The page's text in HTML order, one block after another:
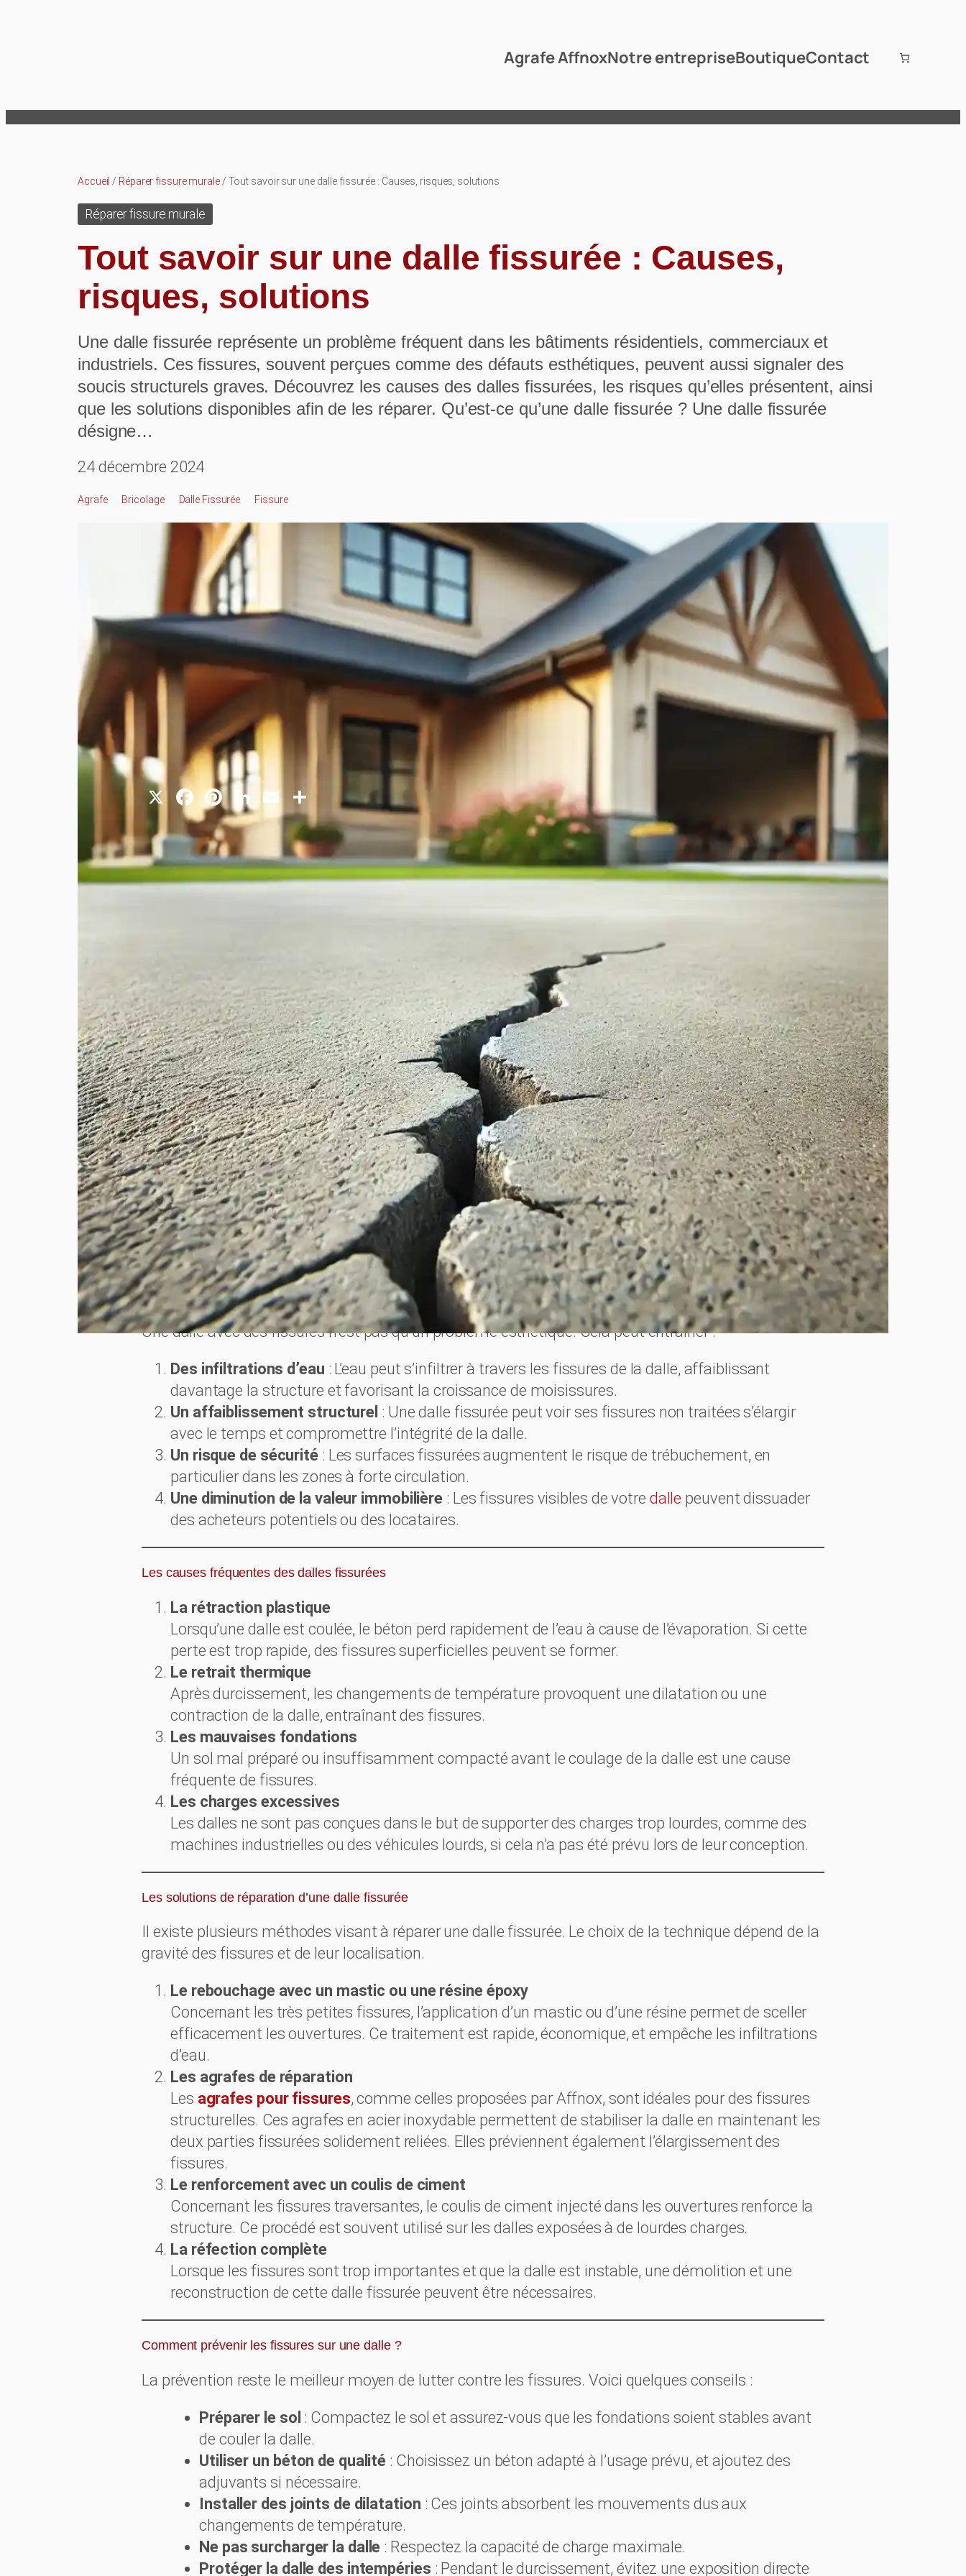
Agrafe AffnoxNotre entrepriseBoutiqueContact
Accueil / Réparer fissure murale/ Tout savoir sur une dalle fissurée : Causes, risques, solutions
Réparer fissure murale
Tout savoir sur une dalle fissurée : Causes,
risques, solutions
Une dalle fissurée représente un problème fréquent dans les bâtiments résidentiels, commerciaux et
industriels. Ces fissures, souvent perçues comme des défauts esthétiques, peuvent aussi signaler des
soucis structurels graves. Découvrez les causes des dalles fissurées, les risques qu’elles présentent, ainsi
que les solutions disponibles afin de les réparer. Qu’est-ce qu’une dalle fissurée ? Une dalle fissurée
désigne…
24 décembre 2024
Agrafe Bricolage Dalle Fissurée Fissure
X Facebook
Pinterest
LinkedIn
EmailShare
Unedalle fissurée
représente un problème fréquent dans les bâtiments résidentiels, commerciaux
et industriels. Ces fissures, souvent perçues comme des défauts esthétiques, peuvent aussi signaler
des soucis structurels graves. Découvrez les causes des dalles fissurées, les risques qu’elles
dalle fissurée
désigne une surface de béton ou de ciment qui présente des craquelures ou des
ouvertures. Ces fissures peuvent apparaître pour diverses raisons :
Mauvaise mise en œuvre: Une préparation ou un coulage inadéquat du béton.
Variations climatiques: Les cycles gel/dégel provoquent une dilatation et une contraction
du matériau.
Tassement du sol: Si le sol sous la dalle n’est pas correctement compacté, il peut
s’affaisser et entraîner des fissures.
Charge excessive: Un poids supérieur à la capacité de la dalle peut provoquer des
dommages.
Les fissures d’une dalle varient en taille et en gravité. Elles peuvent être superficielles ou traverser
toute l’épaisseur de la dalle.
Pourquoi est-il important de réparer une dalle fissurée ?
Une dalle avec des fissures n’est pas qu’un problème esthétique. Cela peut entraîner :
Des infiltrations d’eau : L’eau peut s’infiltrer à travers les fissures de la dalle, affaiblissant
davantage la structure et favorisant la croissance de moisissures.
Un affaiblissement structurel : Une dalle fissurée peut voir ses fissures non traitées s’élargir
avec le temps et compromettre l’intégrité de la dalle.
Un risque de sécurité : Les surfaces fissurées augmentent le risque de trébuchement, en
particulier dans les zones à forte circulation.
Une diminution de la valeur immobilière : Les fissures visibles de votre dalle peuvent dissuader
des acheteurs potentiels ou des locataires.
Les causes fréquentes des dalles fissurées
La rétraction plastique
Lorsqu’une dalle est coulée, le béton perd rapidement de l’eau à cause de l’évaporation. Si cette
perte est trop rapide, des fissures superficielles peuvent se former.
Le retrait thermique
Après durcissement, les changements de température provoquent une dilatation ou une
contraction de la dalle, entraînant des fissures.
Les mauvaises fondations
Un sol mal préparé ou insuffisamment compacté avant le coulage de la dalle est une cause
fréquente de fissures.
Les charges excessives
Les dalles ne sont pas conçues dans le but de supporter des charges trop lourdes, comme des
machines industrielles ou des véhicules lourds, si cela n’a pas été prévu lors de leur conception.
Les solutions de réparation d’une dalle fissurée
Il existe plusieurs méthodes visant à réparer une dalle fissurée. Le choix de la technique dépend de la
gravité des fissures et de leur localisation.
Le rebouchage avec un mastic ou une résine époxy
Concernant les très petites fissures, l’application d’un mastic ou d’une résine permet de sceller
efficacement les ouvertures. Ce traitement est rapide, économique, et empêche les infiltrations
d’eau.
Les agrafes de réparation
Les agrafes pour fissures, comme celles proposées par Affnox, sont idéales pour des fissures
structurelles. Ces agrafes en acier inoxydable permettent de stabiliser la dalle en maintenant les
deux parties fissurées solidement reliées. Elles préviennent également l’élargissement des
fissures.
Le renforcement avec un coulis de ciment
Concernant les fissures traversantes, le coulis de ciment injecté dans les ouvertures renforce la
structure. Ce procédé est souvent utilisé sur les dalles exposées à de lourdes charges.
La réfection complète
Lorsque les fissures sont trop importantes et que la dalle est instable, une démolition et une
reconstruction de cette dalle fissurée peuvent être nécessaires.
Comment prévenir les fissures sur une dalle ?
La prévention reste le meilleur moyen de lutter contre les fissures. Voici quelques conseils :
Préparer le sol : Compactez le sol et assurez-vous que les fondations soient stables avant
de couler la dalle.
Utiliser un béton de qualité : Choisissez un béton adapté à l’usage prévu, et ajoutez des
adjuvants si nécessaire.
Installer des joints de dilatation : Ces joints absorbent les mouvements dus aux
changements de température.
Ne pas surcharger la dalle : Respectez la capacité de charge maximale.
Protéger la dalle des intempéries : Pendant le durcissement, évitez une exposition directe